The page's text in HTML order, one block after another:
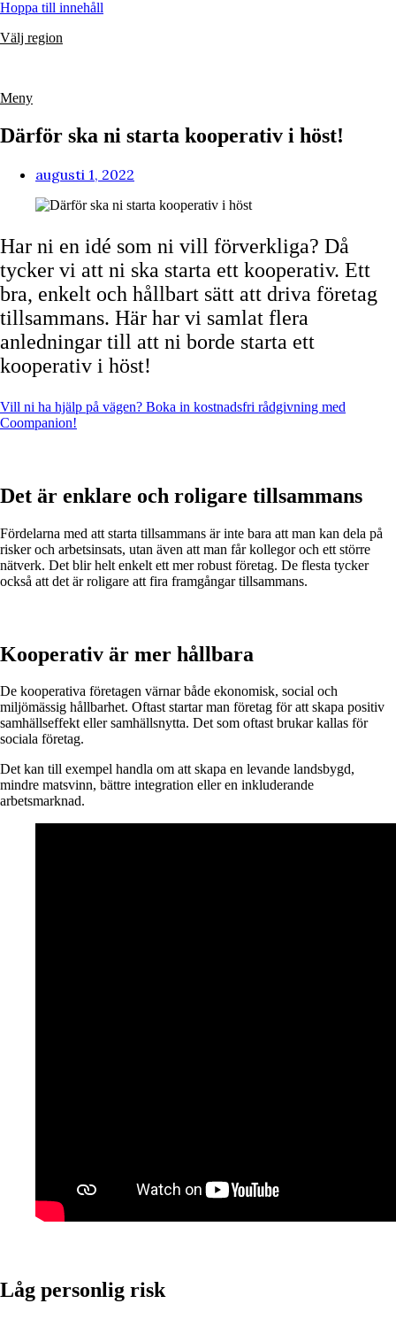
Hoppa till innehåll
Välj region
Meny
Därför ska ni starta kooperativ i höst!
augusti 1, 2022
Har ni en idé som ni vill förverkliga? Då
tycker vi att ni ska starta ett kooperativ. Ett
bra, enkelt och hållbart sätt att driva företag
tillsammans. Här har vi samlat flera
anledningar till att ni borde starta ett
kooperativ i höst!
Vill ni ha hjälp på vägen? Boka in kostnadsfri rådgivning med
Coompanion!
Det är enklare och roligare tillsammans
Fördelarna med att starta tillsammans är inte bara att man kan dela på
risker och arbetsinsats, utan även att man får kollegor och ett större
nätverk. Det blir helt enkelt ett mer robust företag. De flesta tycker
också att det är roligare att fira framgångar tillsammans.
Kooperativ är mer hållbara
De kooperativa företagen värnar både ekonomisk, social och
miljömässig hållbarhet. Oftast startar man företag för att skapa positiv
samhällseffekt eller samhällsnytta. Det som oftast brukar kallas för
sociala företag.
Det kan till exempel handla om att skapa en levande landsbygd,
mindre matsvinn, bättre integration eller en inkluderande
arbetsmarknad.
Låg personlig risk